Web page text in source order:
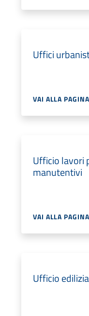
Uffici
VAI ALLA PAGINA
Ufficio lavori
manutentivi
VAI ALLA PAGINA
Ufficio